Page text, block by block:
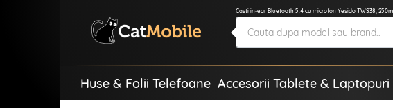
Casti in-ear Bluetooth 5.4 cu microfon Yesido TWS38,
Huse & Folii Telefoane Accesorii Tablete & Laptopuri